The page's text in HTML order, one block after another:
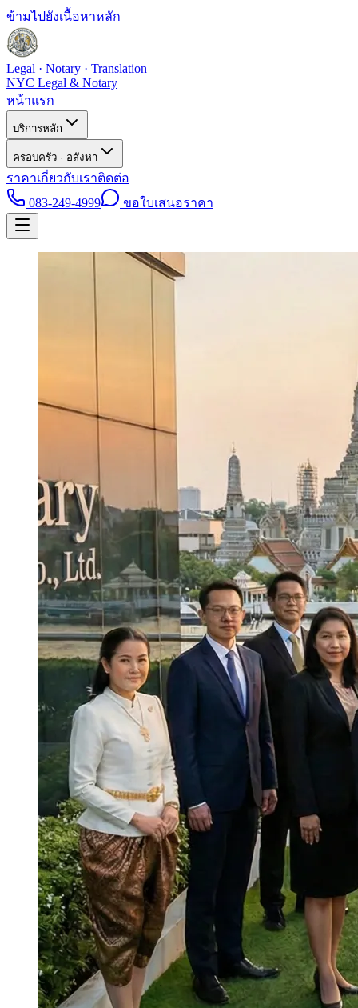
ข้ามไปยังเนื้อหาหลัก
Legal · Notary · Translation
NYC Legal & Notary
หน้าแรก
บริการหลัก
ครอบครัว · อสังหา
ราคาเกี่ยวกับเราติดต่อ
083-249-4999
ขอใบเสนอราคา